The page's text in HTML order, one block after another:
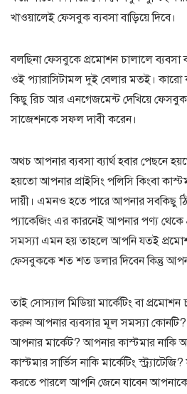
খাওয়ালেই ফেসবুক ব্যবসা বাড়িয়ে দিবে।
বলছিনা ফেসবুকে প্রমোশন চালালে ব্যবসা
ওই প্যারাসিটামল দুই বেলার মতই। কারো
কিছু রিচ আর এনগেজমেন্ট দেখিয়ে ফেসবুক
সাজেশনকে সফল দাবী করেন।
অথচ আপনার ব্যবসা ব্যার্থ হবার পেছনে
হয়তো আপনার প্রাইসিং পলিসি কিংবা
দায়ী। এমনও হতে পারে আপনার সবকিছু
প্যাকেজিং এর কারনেই আপনার পণ্য থেকে
সমস্যা এমন হয় তাহলে আপনি যতই
ফেসবুককে শত শত ডলার দিবেন কিন্তু
তাই সোস্যাল মিডিয়া মার্কেটিং বা
করুন আপনার ব্যবসার মূল সমস্যা কোনটি?
আপনার মার্কেট? আপনার কাস্টমার নাকি
কাস্টমার সার্ভিস নাকি মার্কেটিং
করতে পারলে আপনি জেনে যাবেন